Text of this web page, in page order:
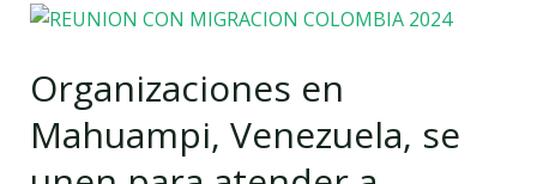
Organizaciones en
Mahuampi, Venezuela, se
Organizaciones
Mahuampi,
Venezuela,
se
unen